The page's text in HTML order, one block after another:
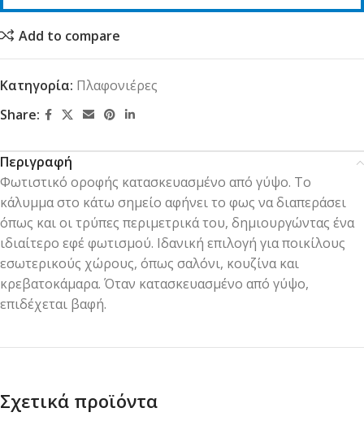
Add to compare
Κατηγορία: Πλαφονιέρες
Share:
Περιγραφή
Φωτιστικό οροφής κατασκευασμένο από γύψο. Το
κάλυμμα στο κάτω σημείο αφήνει το φως να διαπεράσει
όπως και οι τρύπες περιμετρικά του, δημιουργώντας ένα
ιδιαίτερο εφέ φωτισμού. Ιδανική επιλογή για ποικίλους
εσωτερικούς χώρους, όπως σαλόνι, κουζίνα και
κρεβατοκάμαρα. Όταν κατασκευασμένο από γύψο,
επιδέχεται βαφή.
Σχετικά προϊόντα